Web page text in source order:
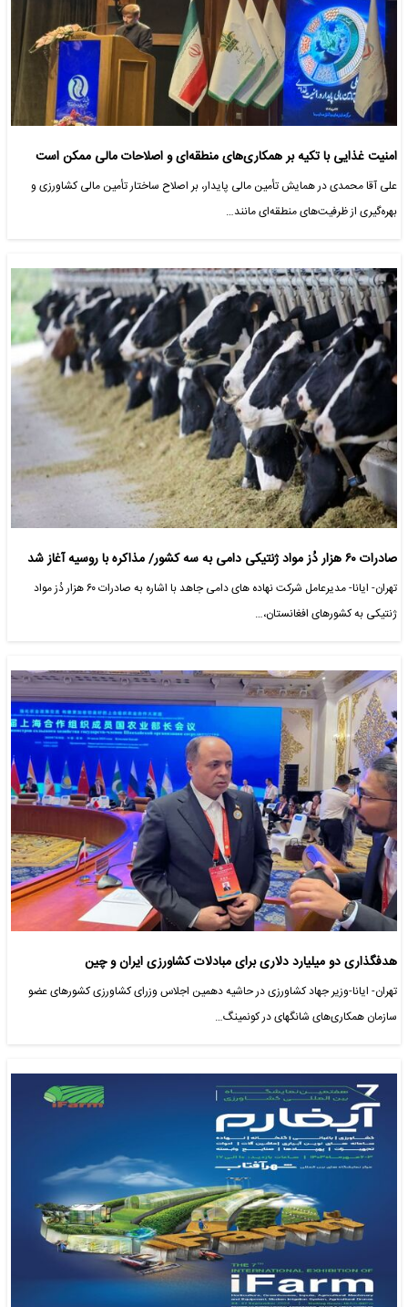
امنیت غذایی با تکیه بر همکاری‌های منطقه‌ای و اصلاحات مالی ممکن است
علی آقا محمدی در همایش تأمین مالی پایدار، بر اصلاح ساختار تأمین مالی کشاورزی و
بهره‌گیری از ظرفیت‌های منطقه‌ای مانند…
صادرات ۶۰ هزار دُز مواد ژنتیکی دامی به سه کشور/ مذاکره با روسیه آغاز شد
تهران- ایانا- مدیرعامل شرکت نهاده های دامی جاهد با اشاره به صادرات ۶۰ هزار دُز مواد
ژنتیکی به کشورهای افغانستان،…
هدفگذاری دو میلیارد دلاری برای مبادلات کشاورزی ایران و چین
تهران- ایانا-وزیر جهاد کشاورزی در حاشیه دهمین اجلاس وزرای کشاورزی کشور‌های عضو
سازمان همکاری‌های شانگهای در کونمینگ…